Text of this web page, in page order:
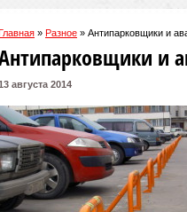
» Разное » Антипарковщики и
и
августа 2014